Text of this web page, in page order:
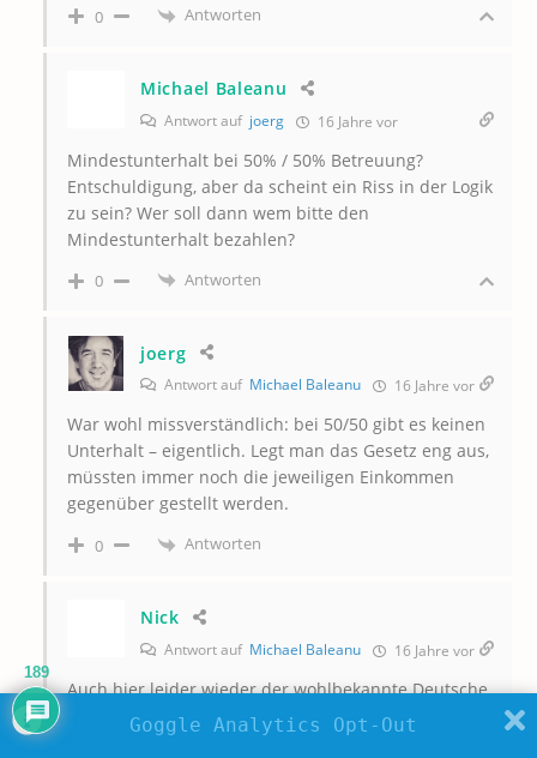
0 Antworten
Michael Baleanu
Antwort auf joerg 16 Jahre vor
Mindestunterhalt bei 50% / 50% Betreuung?
Entschuldigung, aber da scheint ein Riss in der Logik
zu sein? Wer soll dann wem bitte den
Mindestunterhalt bezahlen?
0 Antworten
joerg
Antwort auf Michael Baleanu 16 Jahre vor
War wohl missverständlich: bei 50/50 gibt es keinen
Unterhalt – eigentlich. Legt man das Gesetz eng aus,
müssten immer noch die jeweiligen Einkommen
gegenüber gestellt werden.
0 Antworten
Nick
Antwort auf Michael Baleanu 16 Jahre vor
Auch hier leider wieder der wohlbekannte Deutsche
mittelschichtfeministische Hassdiskurs:
Michael Baleanu hatte ausdrücklich auf das (von
Goggle Analytics Opt-Out
189